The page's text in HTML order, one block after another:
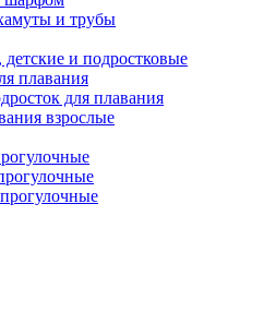
и трубы
и подростковые
плавания
для плавания
взрослые